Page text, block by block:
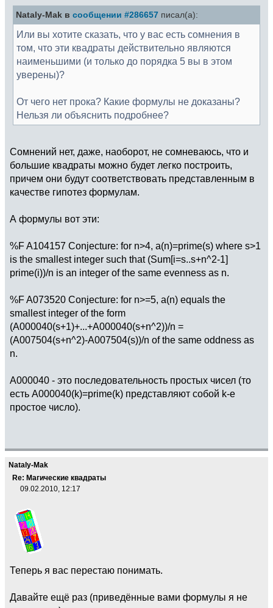
Nataly-Mak в сообщении #286657 писал(а):
Или вы хотите сказать, что у вас есть сомнения в
том, что эти квадраты действительно являются
наименьшими (и только до порядка 5 вы в этом
уверены)?
От чего нет прока? Какие формулы не доказаны?
Нельзя ли объяснить подробнее?
Сомнений нет, даже, наоборот, не сомневаюсь, что и
большие квадраты можно будет легко построить,
причем они будут соответствовать представленным в
качестве гипотез формулам.
А формулы вот эти:
%F A104157 Conjecture: for n>4, a(n)=prime(s) where s>1
is the smallest integer such that (Sum[i=s..s+n^2-1]
prime(i))/n is an integer of the same evenness as n.
%F A073520 Conjecture: for n>=5, a(n) equals the
smallest integer of the form
(A000040(s+1)+...+A000040(s+n^2))/n =
(A007504(s+n^2)-A007504(s))/n of the same oddness as
n.
A000040 - это последовательность простых чисел (то
есть A000040(k)=prime(k) представляют собой k-е
простое число).
Nataly-Mak
Re: Магические квадраты
09.02.2010, 12:17
Теперь я вас перестаю понимать.
Давайте ещё раз (приведённые вами формулы я не